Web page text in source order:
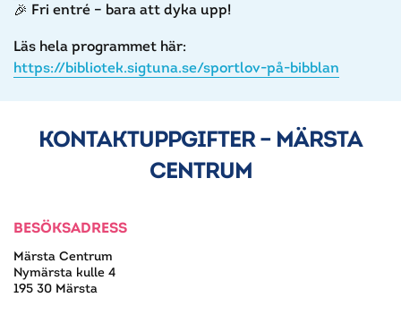
Fri entré – bara att dyka upp!
Läs hela programmet här:
https://bibliotek.sigtuna.se/sportlov-på-bibblan
KONTAKTUPPGIFTER – MÄRSTA
CENTRUM
BESÖKSADRESS
Märsta Centrum
Nymärsta kulle 4
195 30 Märsta